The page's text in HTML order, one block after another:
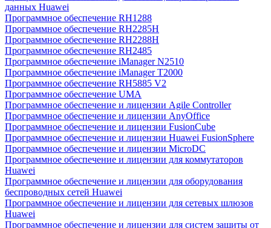
данных Huawei
Программное обеспечение RH1288
Программное обеспечение RH2285H
Программное обеспечение RH2288H
Программное обеспечение RH2485
Программное обеспечение iManager N2510
Программное обеспечение iManager T2000
Программное обеспечение RH5885 V2
Программное обеспечение UMA
Программное обеспечение и лицензии Agile Controller
Программное обеспечение и лицензии AnyOffice
Программное обеспечение и лицензии FusionCube
Программное обеспечение и лицензии Huawei FusionSphere
Программное обеспечение и лицензии MicroDC
Программное обеспечение и лицензии для коммутаторов
Huawei
Программное обеспечение и лицензии для оборудования
беспроводных сетей Huawei
Программное обеспечение и лицензии для сетевых шлюзов
Huawei
Программное обеспечение и лицензии для систем защиты от